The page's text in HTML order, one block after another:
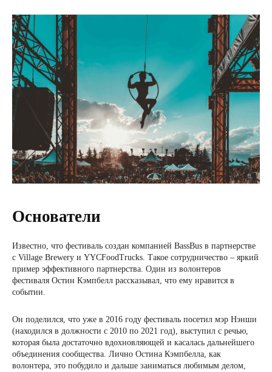
Основатели
Известно, что фестиваль создан компанией BassBus в партнерстве
с Village Brewery и YYCFoodTrucks. Такое сотрудничество – яркий
пример эффективного партнерства. Один из волонтеров
фестиваля Остин Кэмпбелл рассказывал, что ему нравится в
событии.
Он поделился, что уже в 2016 году фестиваль посетил мэр Нэнши
(находился в должности с 2010 по 2021 год), выступил с речью,
которая была достаточно вдохновляющей и касалась дальнейшего
объединения сообщества. Лично Остина Кэмпбелла, как
волонтера, это побудило и дальше заниматься любимым делом,